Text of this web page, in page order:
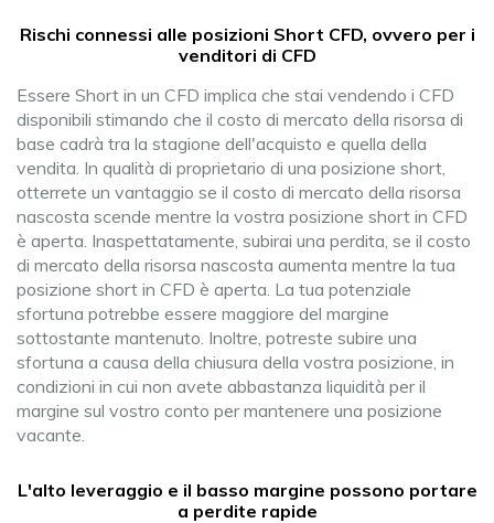
Rischi connessi alle posizioni Short CFD, ovvero per i
venditori di CFD
Essere Short in un CFD implica che stai vendendo i CFD
disponibili stimando che il costo di mercato della risorsa di
base cadrà tra la stagione dell'acquisto e quella della
vendita. In qualità di proprietario di una posizione short,
otterrete un vantaggio se il costo di mercato della risorsa
nascosta scende mentre la vostra posizione short in CFD
è aperta. Inaspettatamente, subirai una perdita, se il costo
di mercato della risorsa nascosta aumenta mentre la tua
posizione short in CFD è aperta. La tua potenziale
sfortuna potrebbe essere maggiore del margine
sottostante mantenuto. Inoltre, potreste subire una
sfortuna a causa della chiusura della vostra posizione, in
condizioni in cui non avete abbastanza liquidità per il
margine sul vostro conto per mantenere una posizione
vacante.
L'alto leveraggio e il basso margine possono portare
a perdite rapide